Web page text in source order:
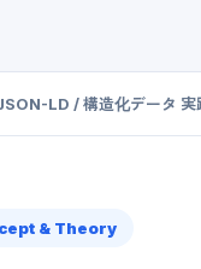
LD / 構造化データ 実
& Theory